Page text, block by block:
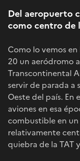
Del aeropuerto
como centro de
Como lo vemos
20 un aeródromo
Transcontinental
servir de parada a
Oeste del país. En
aviones en esa
combustible en
relativamente
quiebra de la TAT